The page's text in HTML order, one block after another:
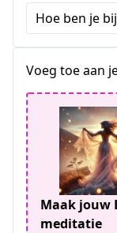
Hoe ben je
Voeg toe aan
Maak jouw
meditatie